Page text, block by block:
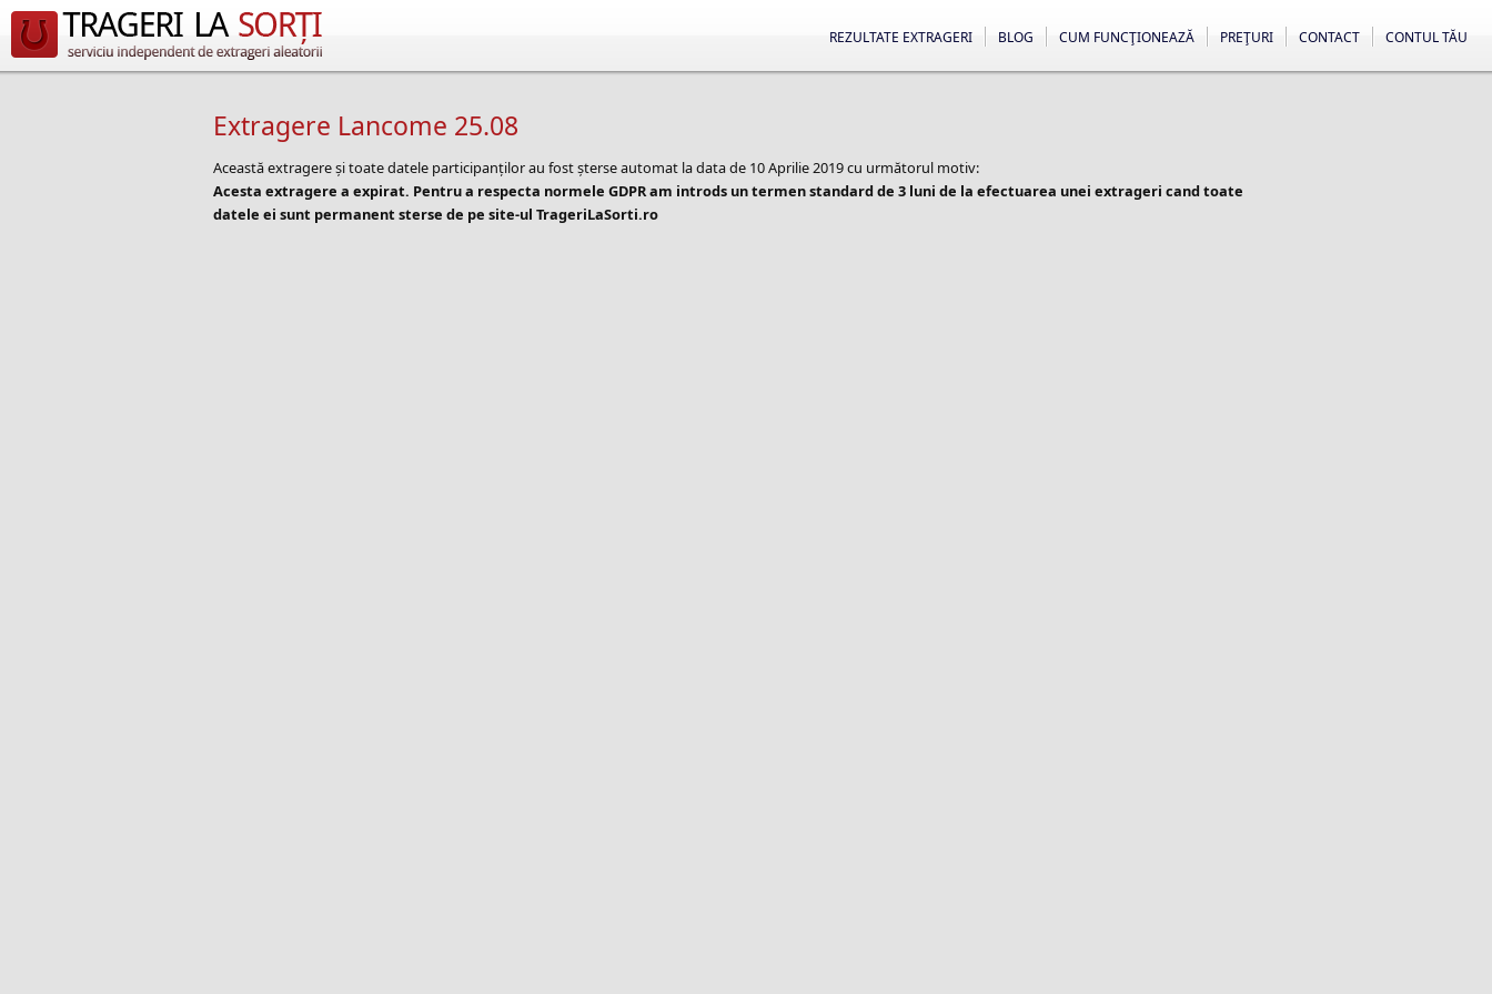
CONTUL TĂU
CONTACT
PREŢURI
CUM FUNCŢIONEAZĂ
BLOG
REZULTATE EXTRAGERI
Extragere Lancome 25.08
Această extragere și toate datele participanților au fost șterse automat la data de 10 Aprilie 2019 cu următorul motiv:
Acesta extragere a expirat. Pentru a respecta normele GDPR am introds un termen standard de 3 luni de la efectuarea unei extrageri cand toate
datele ei sunt permanent sterse de pe site-ul TrageriLaSorti.ro